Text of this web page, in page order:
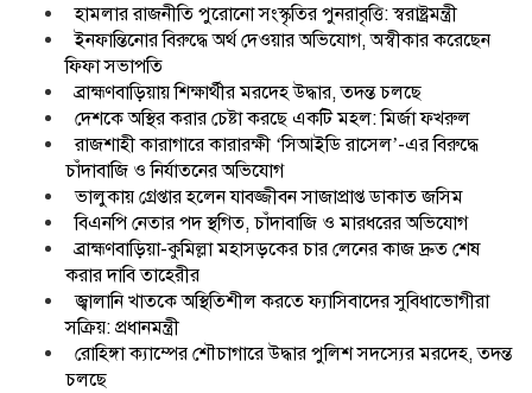
হামলার রাজনীতি পুরোনো সংস্কৃতির পুনরাবৃত্তি: স্বরাষ্ট্রমন্ত্রী
ইনফান্তিনোর বিরুদ্ধে অর্থ দেওয়ার অভিযোগ, অস্বীকার করেছেন
ফিফা সভাপতি
ব্রাহ্মণবাড়িয়ায় শিক্ষার্থীর মরদেহ উদ্ধার, তদন্ত চলছে
দেশকে অস্থির করার চেষ্টা করছে একটি মহল: মির্জা ফখরুল
রাজশাহী কারাগারে কারারক্ষী ‘সিআইডি রাসেল’-এর বিরুদ্ধে
চাঁদাবাজি ও নির্যাতনের অভিযোগ
ভালুকায় গ্রেপ্তার হলেন যাবজ্জীবন সাজাপ্রাপ্ত ডাকাত জসিম
বিএনপি নেতার পদ স্থগিত, চাঁদাবাজি ও মারধরের অভিযোগ
ব্রাহ্মণবাড়িয়া-কুমিল্লা মহাসড়কের চার লেনের কাজ দ্রুত শেষ
করার দাবি তাহেরীর
জ্বালানি খাতকে অস্থিতিশীল করতে ফ্যাসিবাদের সুবিধাভোগীরা
সক্রিয়: প্রধানমন্ত্রী
রোহিঙ্গা ক্যাম্পের শৌচাগারে উদ্ধার পুলিশ সদস্যের মরদেহ, তদন্ত
চলছে